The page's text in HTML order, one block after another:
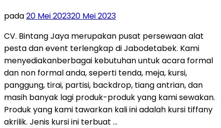
pada20 Mei 202320 Mei 2023
CV. Bintang Jaya merupakan pusat persewaan alat
pesta dan event terlengkap di Jabodetabek. Kami
menyediakanberbagai kebutuhan untuk acara formal
dan non formal anda, seperti tenda, meja, kursi,
panggung, tirai, partisi, backdrop, tiang antrian, dan
masih banyak lagi produk-produk yang kami sewakan.
Produk yang kami tawarkan kali ini adalah kursi tiffany
akrilik. Jenis kursi ini terbuat …